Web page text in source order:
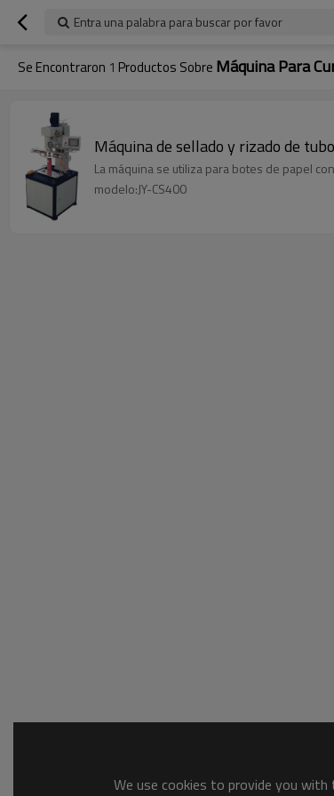
Entra una palabra para buscar por favor
Se Encontraron 1 Productos Sobre Máquina Para
Máquina de sellado y rizado de
La máquina se utiliza para botes de papel
modelo:JY-CS400
We use cookies to provide you